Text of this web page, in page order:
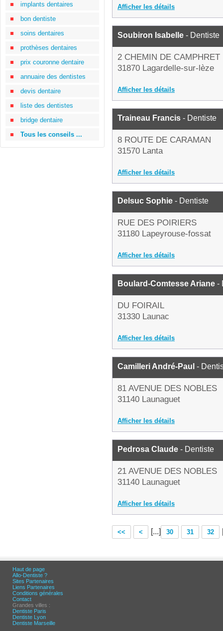
implants dentaires
bon dentiste
soins dentaires
prothèses dentaires
prix couronne dentaire
annuaire des dentistes
devis dentaire
liste des dentistes
bridge dentaire
Tous les conseils ...
Afficher les détails
Soubiron Isabelle - Dentiste
2 CHEMIN DE CAMPHRET
31870 Lagardelle-sur-lèze
Afficher les détails
Traineau Francis - Dentiste
8 ROUTE DE CARAMAN
31570 Lanta
Afficher les détails
Delsuc Sophie - Dentiste
RUE DES POIRIERS
31180 Lapeyrouse-fossat
Afficher les détails
Boulard-Comtesse Ariane -
DU FOIRAIL
31330 Launac
Afficher les détails
Camilleri André-Paul -
81 AVENUE DES NOBLES
31140 Launaguet
Afficher les détails
Pedrosa Claude - Dentiste
21 AVENUE DES NOBLES
31140 Launaguet
Afficher les détails
<< < [...] 30 31 32
Haut de page
Allo-Dentiste ?
Sites Partenaires
Liens Partenaires
Conditions générales
Contact
Grandes villes :
Dentiste Paris
Dentiste Lyon
Dentiste Marseille